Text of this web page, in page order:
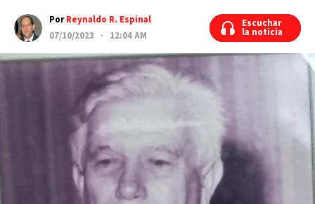
PorReynaldo R. Espinal
07/10/2023 · 12:04 AM
Escuchar
la noticia
Escuchar
la noticia